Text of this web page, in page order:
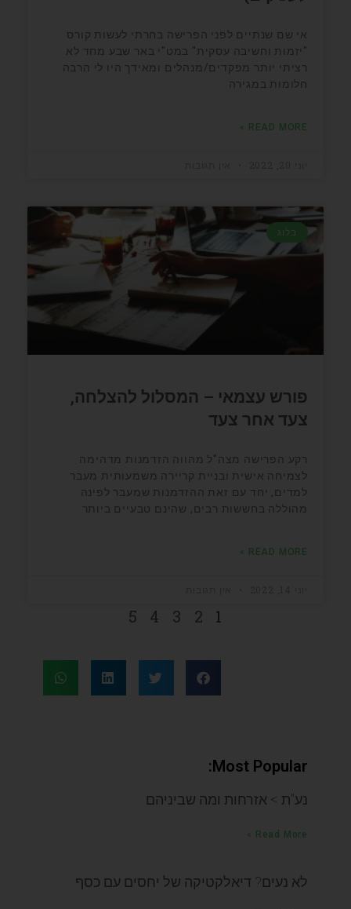
אי שם שנתיים לפני הפרישה בחרתי לעשות קורס
"יזמות וחשיבה עסקית" במט"י באר שבע מחד לא
רציתי יותר מפקדים/מנהלים ומאידך היו לי הרבה
חלומות במגירה
READ MORE »
בלוג
פורש עצמאי – המסלול להצלחה,
צעד אחר צעד
רקע הפרישה מצה"ל מהווה הזדמנות מדהימה
לצמיחה אישית ובניית קריירה משמעותית מעבר
למדים, יחד עם זאת ההזדמנות שמעבר לפינה
מהוללה בחששות רבים, שהינם טבעיים ביותר
READ MORE »
1
2
3
4
5
Most Popular:
נע"ת > אזרחות ומה שביניהם
Read More »
לא נעים? דיאלקטיקה של יחסים עם כסף